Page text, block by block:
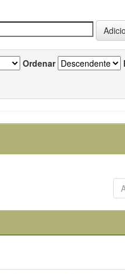
Ordenar